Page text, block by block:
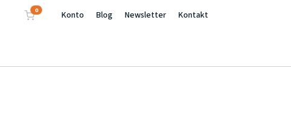
0 Konto Blog Newsletter Kontakt